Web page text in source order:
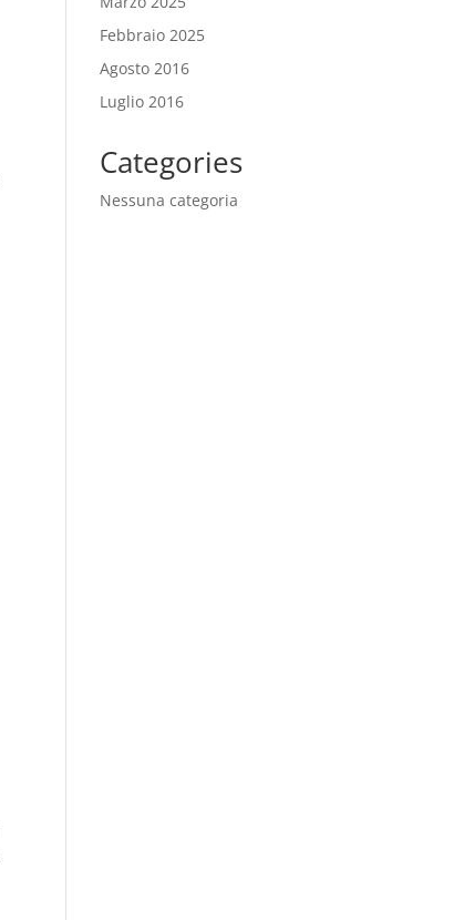
Febbraio 2025
Agosto 2016
Luglio 2016
Categories
Nessuna categoria